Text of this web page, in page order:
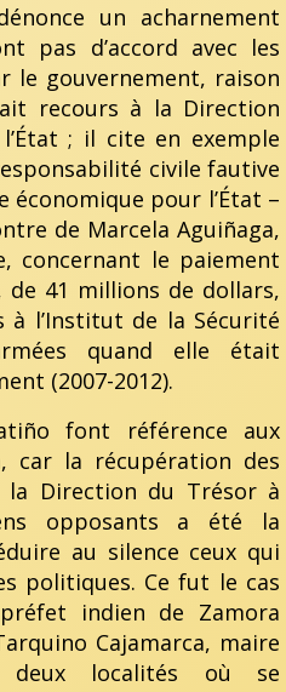
un acharnement
pas d’accord avec les
le gouvernement, raison
recours à la Direction
; il cite en exemple
civile fautive
pour l’État –
de Marcela Aguiñaga,
concernant le paiement
de 41 millions de dollars,
à l’Institut de la Sécurité
quand elle était
(2007-2012).
font référence aux
car la récupération des
Direction du Trésor à
opposants a été la
au silence ceux qui
politiques. Ce fut le cas
indien de Zamora
Cajamarca, maire
deux localités où se